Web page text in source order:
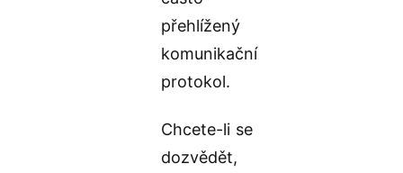
přehlížený
komunikační
protokol.
Chcete-li se
dozvědět,